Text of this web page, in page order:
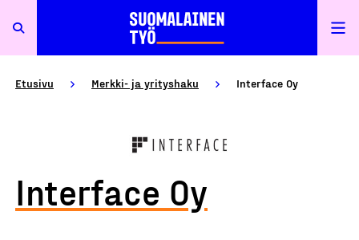
Etusivu Merkki- ja yrityshaku Interface Oy
Interface Oy